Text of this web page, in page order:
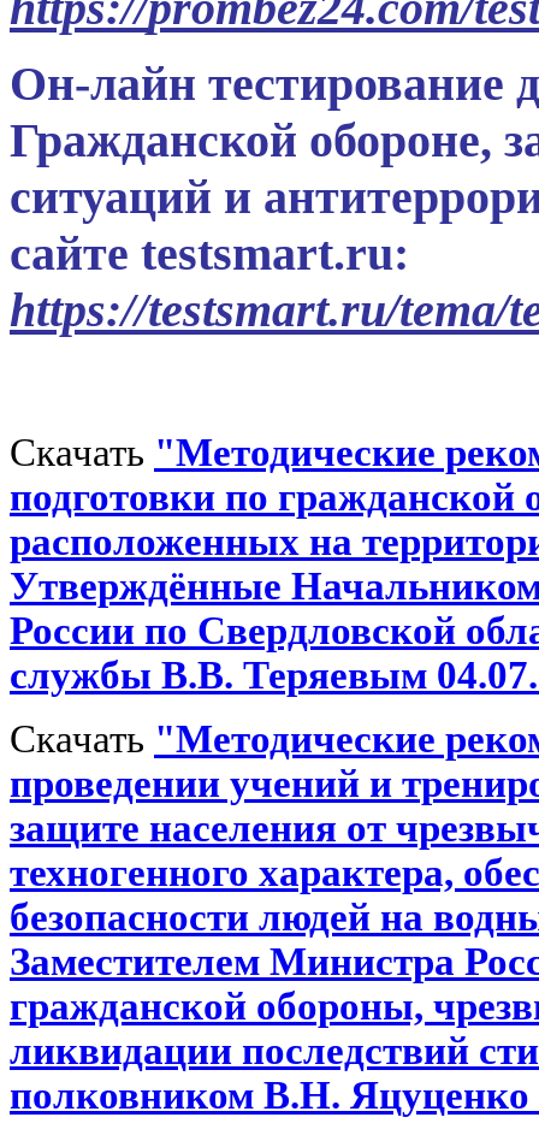
Он-лайн тестирование
Гражданской обороне,
ситуаций и
сайте testsmart.ru:
https://testsmart.ru/tema/
Скачать "Методические
подготовки по гражданской
расположенных на
Утверждённые
России по Свердловской
службы В.В. Теряевым
Скачать "Методические
проведении учений и
защите населения от
техногенного характера,
безопасности людей на
Заместителем Министра
гражданской обороны,
ликвидации последствий
полковником В.Н. Яцуценко